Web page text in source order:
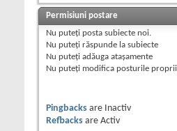
Permisiuni postare
Nu puteţi posta subiecte noi.
Nu puteţi răspunde la subiecte
Nu puteţi adăuga ataşamente
Nu puteţi modifica posturile proprii
Pingbacks are
Inactiv
Refbacks are Activ